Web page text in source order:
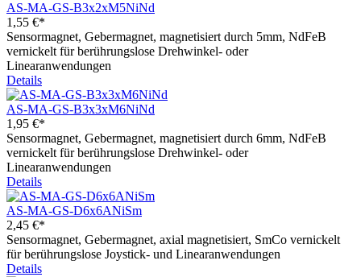
AS-MA-GS-B3x2xM5NiNd
1,55 €*
Sensormagnet, Gebermagnet, magnetisiert durch 5mm, NdFeB
vernickelt für berührungslose Drehwinkel- oder
Linearanwendungen
Details
AS-MA-GS-B3x3xM6NiNd
1,95 €*
Sensormagnet, Gebermagnet, magnetisiert durch 6mm, NdFeB
vernickelt für berührungslose Drehwinkel- oder
Linearanwendungen
Details
AS-MA-GS-D6x6ANiSm
2,45 €*
Sensormagnet, Gebermagnet, axial magnetisiert, SmCo vernickelt
für berührungslose Joystick- und Linearanwendungen
Details